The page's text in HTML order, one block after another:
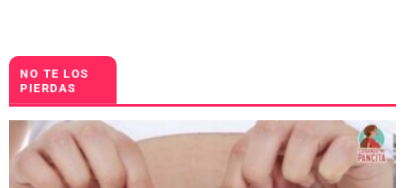
NO TE LOS
PIERDAS